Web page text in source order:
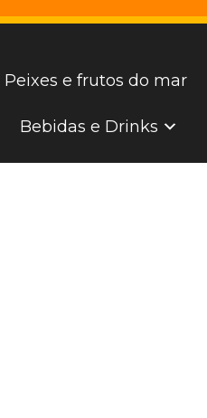
Peixes e frutos do mar
Bebidas e Drinks